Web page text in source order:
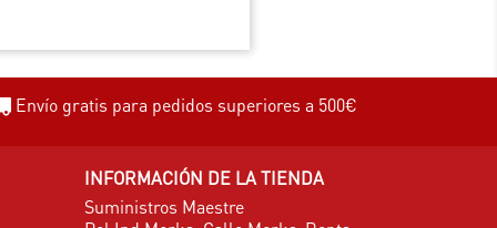
Envío gratis para pedidos superiores a 500€
INFORMACIÓN DE LA TIENDA
Suministros Maestre